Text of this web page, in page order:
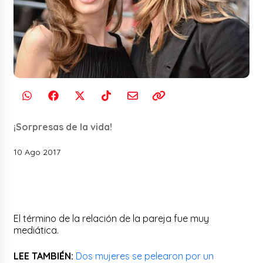
¡Sorpresas de la vida!
10 Ago 2017
El término de la relación de la pareja fue muy
mediática.
LEE TAMBIÉN: Dos mujeres se pelearon por un